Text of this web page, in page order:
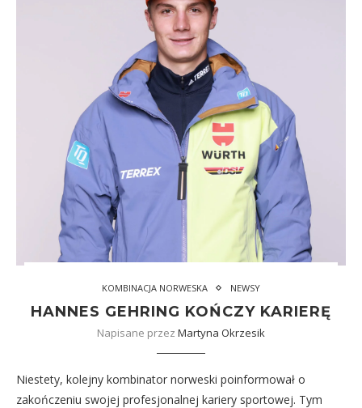
KOMBINACJA NORWESKA NEWSY
HANNES GEHRING KOŃCZY KARIERĘ
Napisane przez Martyna Okrzesik
Niestety, kolejny kombinator norweski poinformował o
zakończeniu swojej profesjonalnej kariery sportowej. Tym